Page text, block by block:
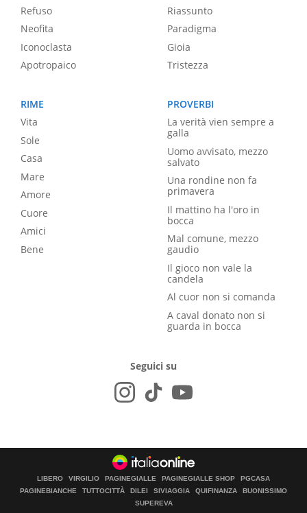
Refuso
Neofita
Iconoclasta
Apotropaico
Riassunto
Paradigma
Gioia
Tristezza
RIME
Vita
Sole
Casa
Mare
Amore
Cuore
Amici
Bene
PROVERBI
La verità vien sempre a
galla
Uomo avvisato, mezzo
salvato
Una rondine non fa
primavera
Il mattino ha l'oro in
bocca
Mal comune, mezzo
gaudio
Il gioco non vale la
candela
Al cuor non si comanda
A caval donato non si
guarda in bocca
Seguici su
LIBERO VIRGILIO PAGINEGIALLE PAGINEGIALLE SHOP
PGCASA
PAGINEBIANCHE
TUTTOCITTÀ DILEI SIVIAGGIA QUIFINANZA
BUONISSIMO
SUPEREVA